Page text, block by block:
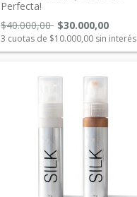
Perfecta!
$40.000,00 $30.000,00
3 cuotas de $10.000,00 sin interés